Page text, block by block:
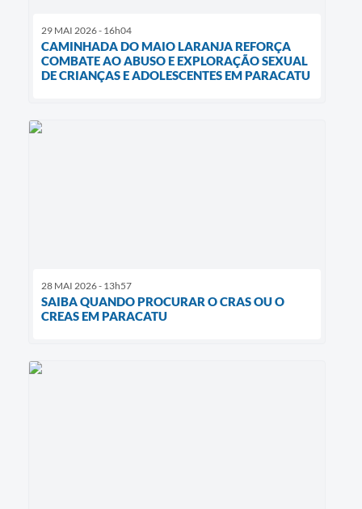
29 MAI 2026 - 16h04
CAMINHADA DO MAIO LARANJA REFORÇA
COMBATE AO ABUSO E EXPLORAÇÃO SEXUAL
DE CRIANÇAS E ADOLESCENTES EM PARACATU
28 MAI 2026 - 13h57
SAIBA QUANDO PROCURAR O CRAS OU O
CREAS EM PARACATU